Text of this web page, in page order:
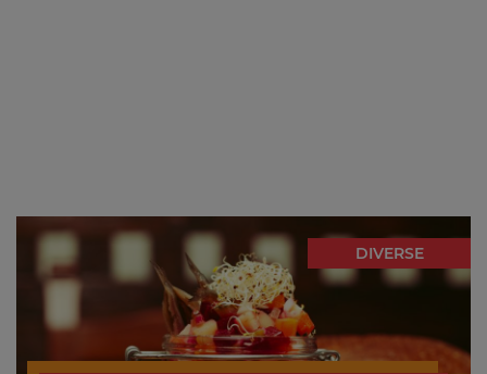
DIVERSE